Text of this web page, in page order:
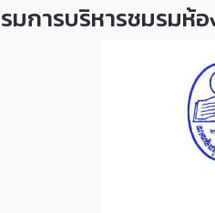
มการบริหารชมรมห้อ